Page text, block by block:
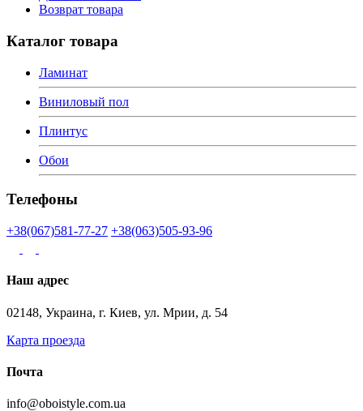
Возврат товара
Каталог товара
Ламинат
Виниловый пол
Плинтус
Обои
Телефоны
+38(067)581-77-27 +38(063)505-93-96
Наш адрес
02148, Украина, г. Киев, ул. Мрии, д. 54
Карта проезда
Почта
info@oboistyle.com.ua